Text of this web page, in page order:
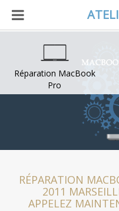
Réparation MacBook
Pro
RÉPARATION
2011
APPELEZ